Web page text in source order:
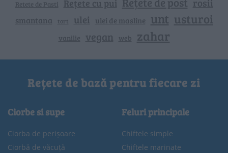
Retete de Pasti Rețete cu pui rosii
smantana tort ulei ulei de masline unt usturoi
vanilie vegan web zahar
Rețete de bază pentru fiecare zi
Ciorbe si supe
Ciorba de perișoare
Ciorbă de văcuță
Feluri principale
Chiftele simple
Chiftele marinate